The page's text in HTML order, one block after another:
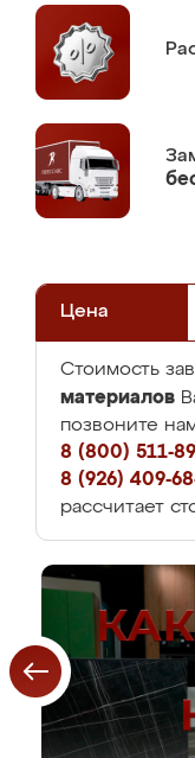
Цена
Стоимость
материалов
позвоните
8 (800) 511-
8 (926) 409-
рассчитает